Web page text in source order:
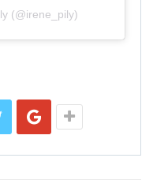
(@irene_pily)